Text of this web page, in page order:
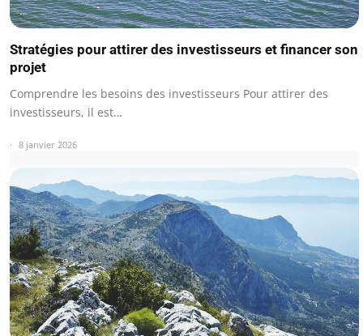
Stratégies pour attirer des investisseurs et financer son
projet
Comprendre les besoins des investisseurs Pour attirer des
investisseurs, il est…
8 janvier 2026